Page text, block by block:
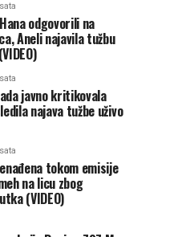
odgovorili na
Aneli najavila tužbu
javno kritikovala
najava tužbe uživo
tokom emisije
na licu zbog
(VIDEO)